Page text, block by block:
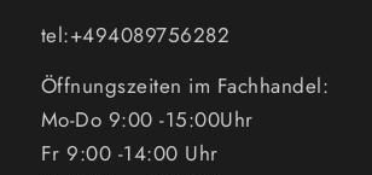
tel:+494089756282
Öffnungszeiten im Fachhandel:
Mo-Do 9:00 -15:00Uhr
Fr 9:00 -14:00 Uhr